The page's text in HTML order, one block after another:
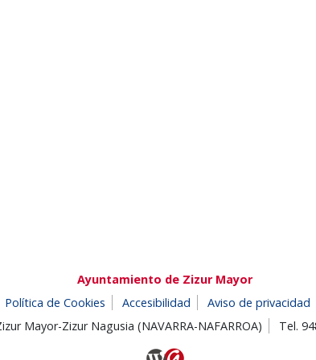
Ayuntamiento de Zizur Mayor
Política de Cookies Accesibilidad Aviso de privacidad
Mayor-Zizur Nagusia (NAVARRA-NAFARROA)
Tel.